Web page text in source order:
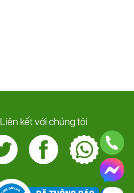
Liên kết với chúng tôi